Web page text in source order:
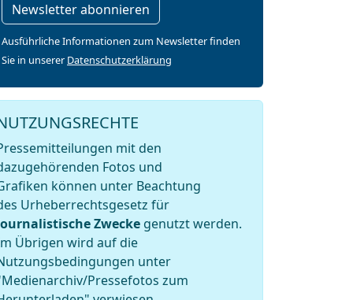
Newsletter abonnieren
Ausführliche Informationen zum Newsletter finden
Sie in unserer Datenschutzerklärung
mit den
Fotos und
können unter Beachtung
Urheberrechtsgesetz für
Zwecke genutzt werden.
Übrigen wird auf die
unter
Pressefotos zum